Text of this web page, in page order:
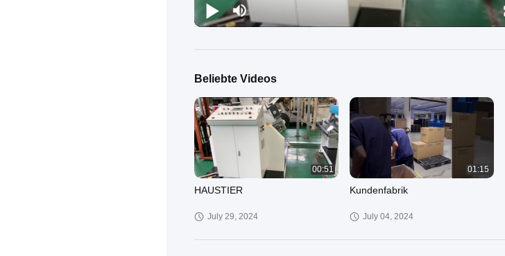
Beliebte Videos
00:51
HAUSTIER
July 29, 2024
01:15
Kundenfabrik
July 04, 2024